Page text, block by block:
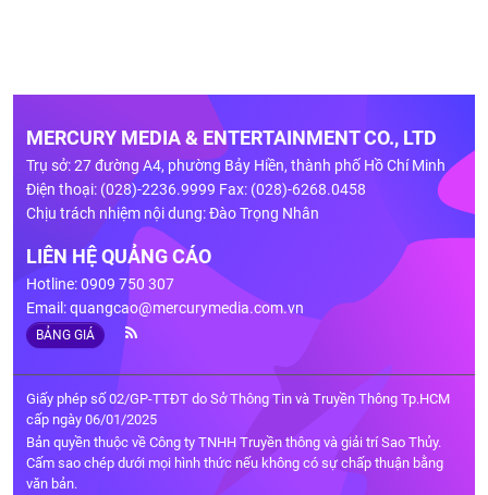
MERCURY MEDIA & ENTERTAINMENT CO., LTD
Trụ sở: 27 đường A4, phường Bảy Hiền, thành phố Hồ Chí Minh
Điện thoại: (028)-2236.9999 Fax: (028)-6268.0458
Chịu trách nhiệm nội dung: Đào Trọng Nhân
LIÊN HỆ QUẢNG CÁO
Hotline: 0909 750 307
Email:quangcao@mercurymedia.com.vn
BẢNG GIÁ
Giấy phép số 02/GP-TTĐT do Sở Thông Tin và Truyền Thông Tp.HCM
cấp ngày 06/01/2025
Bản quyền thuộc về Công ty TNHH Truyền thông và giải trí Sao Thủy.
Cấm sao chép dưới mọi hình thức nếu không có sự chấp thuận bằng
văn bản.